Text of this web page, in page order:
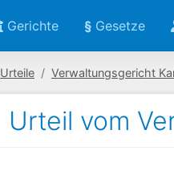
Gerichte § Gesetze
Urteile Verwaltungsgericht
Urteil vom